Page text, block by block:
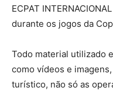
ECPAT
durante os jogos da
Todo material utilizado
como vídeos e
turístico, não só as